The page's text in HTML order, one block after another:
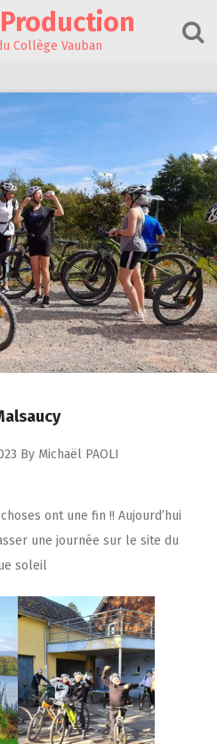
Collège Vauban
By Michaël PAOLI
ont une fin !! Aujourd’hui
une journée sur le site du
soleil